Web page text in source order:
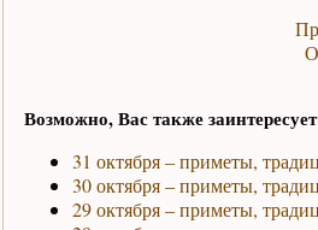
Возможно, Вас также
31 октября – приметы,
30 октября – приметы,
29 октября – приметы,